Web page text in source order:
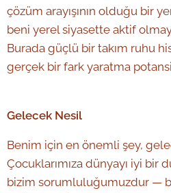
çözüm arayışının olduğu bir
beni yerel siyasette aktif
Burada güçlü bir takım ruhu
gerçek bir fark yaratma
Gelecek Nesil
Benim için en önemli şey,
Çocuklarımıza dünyayı iyi
bizim sorumluluğumuzdur —